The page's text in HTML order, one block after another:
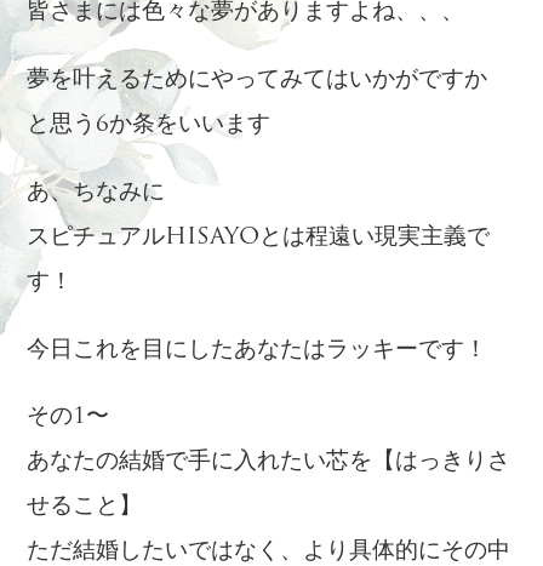
皆さまには色々な夢がありますよね、、、
夢を叶えるためにやってみてはいかがですか
と思う6か条をいいます
あ、ちなみに
スピチュアルHISAYOとは程遠い現実主義で
す！
今日これを目にしたあなたはラッキーです！
その1〜
あなたの結婚で手に入れたい芯を【はっきりさ
せること】
ただ結婚したいではなく、より具体的にその中